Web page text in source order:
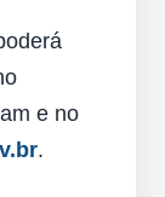
e no
.